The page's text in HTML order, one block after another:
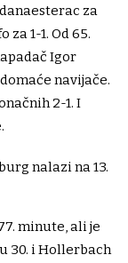
za
1-1. Od 65.
Igor
navijače.
2-1. I
nalazi na 13.
minute, ali je
30. i Hollerbach